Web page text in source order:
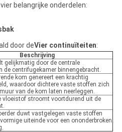
belangrijke onderdelen:
door deVier continuïteiten:
Beschrijving
gelijkmatig door de centrale
de centrifugekamer binnengebracht.
kom genereert een krachtig
waardoor dichtere vaste stoffen zich
van de kom laten neerleggen.
vloeistof stroomt voortdurend uit de
duwt vastgelegen vaste stoffen
uiteinde voor een ononderbroken